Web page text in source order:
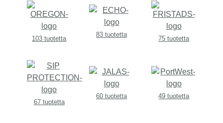
103 tuotetta
83 tuotetta
75 tuotetta
67 tuotetta
60 tuotetta 49 tuotetta